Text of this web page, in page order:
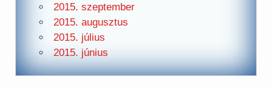
2015. szeptember
2015. augusztus
2015. július
2015. június